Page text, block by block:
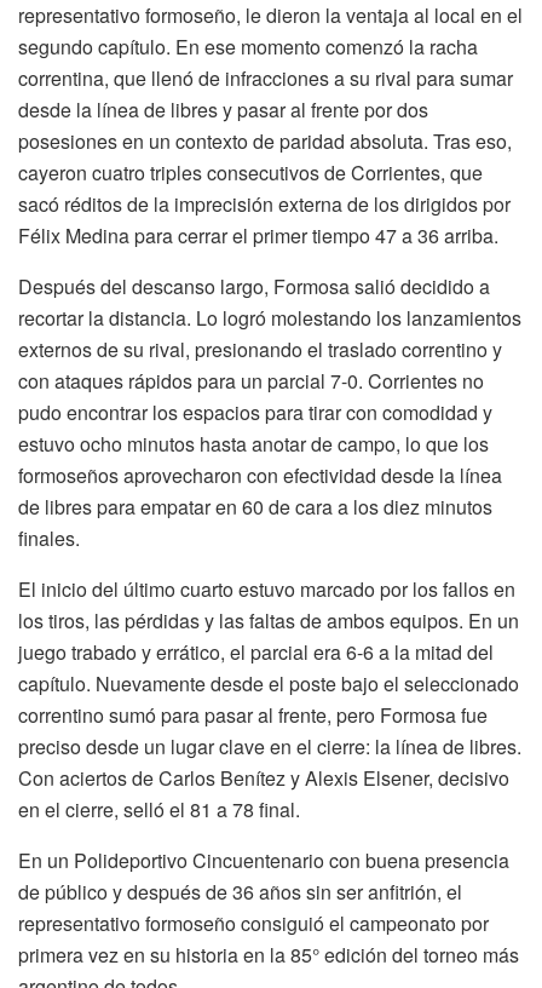
representativo formoseño, le dieron la ventaja al local en el
segundo capítulo. En ese momento comenzó la racha
correntina, que llenó de infracciones a su rival para sumar
desde la línea de libres y pasar al frente por dos
posesiones en un contexto de paridad absoluta. Tras eso,
cayeron cuatro triples consecutivos de Corrientes, que
sacó réditos de la imprecisión externa de los dirigidos por
Félix Medina para cerrar el primer tiempo 47 a 36 arriba.
Después del descanso largo, Formosa salió decidido a
recortar la distancia. Lo logró molestando los lanzamientos
externos de su rival, presionando el traslado correntino y
con ataques rápidos para un parcial 7-0. Corrientes no
pudo encontrar los espacios para tirar con comodidad y
estuvo ocho minutos hasta anotar de campo, lo que los
formoseños aprovecharon con efectividad desde la línea
de libres para empatar en 60 de cara a los diez minutos
finales.
El inicio del último cuarto estuvo marcado por los fallos en
los tiros, las pérdidas y las faltas de ambos equipos. En un
juego trabado y errático, el parcial era 6-6 a la mitad del
capítulo. Nuevamente desde el poste bajo el seleccionado
correntino sumó para pasar al frente, pero Formosa fue
preciso desde un lugar clave en el cierre: la línea de libres.
Con aciertos de Carlos Benítez y Alexis Elsener, decisivo
en el cierre, selló el 81 a 78 final.
En un Polideportivo Cincuentenario con buena presencia
de público y después de 36 años sin ser anfitrión, el
representativo formoseño consiguió el campeonato por
primera vez en su historia en la 85° edición del torneo más